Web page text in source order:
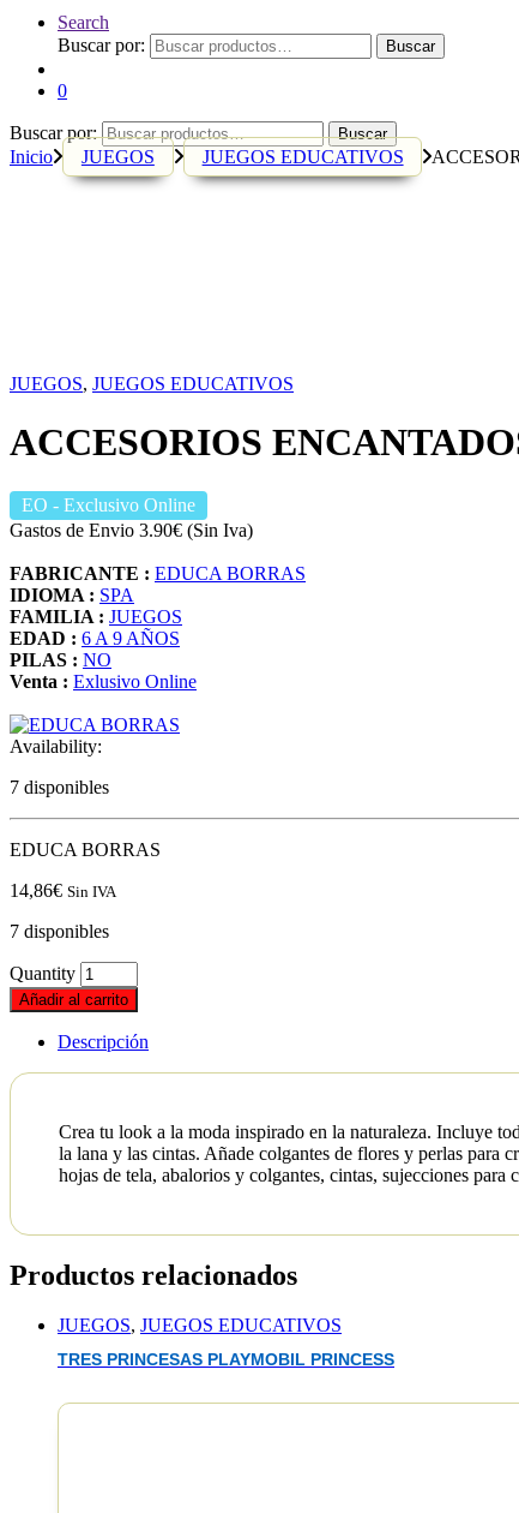
Search
Buscar por:
Buscar
0
Buscar por: Buscar
Inicio JUEGOS JUEGOS EDUCATIVOS
JUEGOS, JUEGOS EDUCATIVOS
ACCESORIOS
EO - Exclusivo Online
Gastos de Envio 3.90€ (Sin Iva)
FABRICANTE : EDUCA BORRAS
IDIOMA : SPA
FAMILIA : JUEGOS
EDAD : 6 A 9 AÑOS
PILAS : NO
Venta : Exlusivo Online
Availability:
7 disponibles
EDUCA BORRAS
14,86€ Sin IVA
7 disponibles
Quantity
Añadir al carrito
Descripción
Crea tu look a la moda inspirado en la naturaleza. Incluye
la lana y las cintas. Añade colgantes de flores y perlas
hojas de tela, abalorios y colgantes, cintas, sujecciones
Productos relacionados
JUEGOS, JUEGOS EDUCATIVOS
TRES PRINCESAS PLAYMOBIL PRINCESS